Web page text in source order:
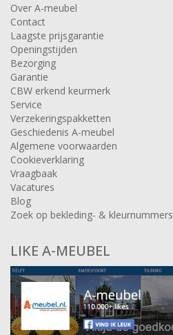
Over A-meubel
Contact
Laagste prijsgarantie
Openingstijden
Bezorging
Garantie
CBW erkend keurmerk
Service
Verzekeringspakketten
Geschiedenis A-meubel
Algemene voorwaarden
Cookieverklaring
Vraagbaak
Vacatures
Blog
Zoek op bekleding- & kleurnummers
LIKE A-MEUBEL